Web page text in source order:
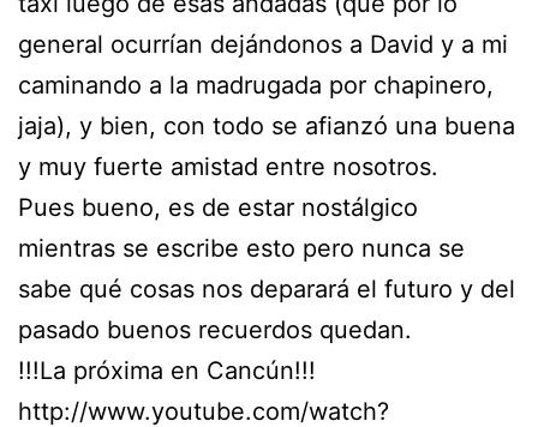
general ocurrían dejándonos a David y a mi
caminando a la madrugada por chapinero,
jaja), y bien, con todo se afianzó una buena
y muy fuerte amistad entre nosotros.
Pues bueno, es de estar nostálgico
mientras se escribe esto pero nunca se
sabe qué cosas nos deparará el futuro y del
pasado buenos recuerdos quedan.
!!!La próxima en Cancún!!!
http://www.youtube.com/watch?